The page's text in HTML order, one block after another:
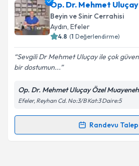
almanız için bir takvim
bilgilendireceğiz.
E-posta Adresiniz
Kişisel verilerimin
Metni'ni okudum ve kişisel
kapsamda işlenmesini kabul
Takvim Talebini
Op. Dr. Mehmet Uluçay
Beyin ve Sinir Cerrahisi
Aydın, Efeler
4.8 (1 Değerlendirme)
Sevgili Dr Mehmet Uluçay ile çok
bir dostumun...
Op. Dr. Mehmet Uluçay Özel
Efeler, Reyhan Cd. No:3/B Kat:3 Daire:5
Randevu
Randevu Takvimi Talebi